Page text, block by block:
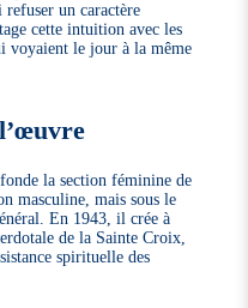
refuser un caractère
cette intuition avec les
voyaient le jour à la même
la section féminine de
masculine, mais sous le
En 1943, il crée à
de la Sainte Croix,
spirituelle des